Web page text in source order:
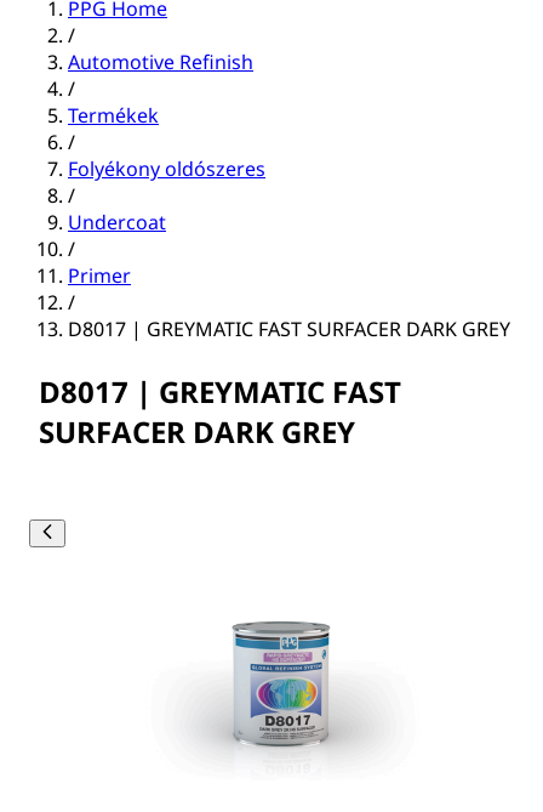
PPG Home
/
Automotive Refinish
/
Termékek
/
Folyékony oldószeres
/
Undercoat
/
Primer
/
D8017 | GREYMATIC FAST SURFACER DARK GREY
D8017 | GREYMATIC FAST
SURFACER DARK GREY